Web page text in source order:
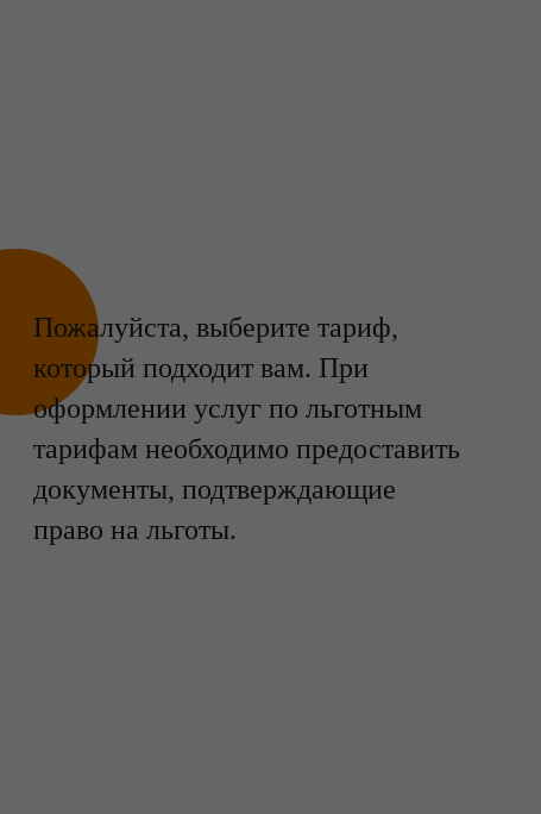
Пожалуйста, выберите тариф,
который подходит вам. При
оформлении услуг по льготным
тарифам необходимо предоставить
документы, подтверждающие
право на льготы.